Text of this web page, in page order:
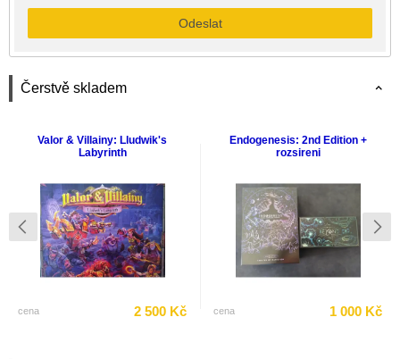
Odeslat
Čerstvě skladem
Valor & Villainy: Lludwik's
Labyrinth
cena 2 500 Kč
Endogenesis: 2nd Edition +
rozsireni
cena 1 000 Kč